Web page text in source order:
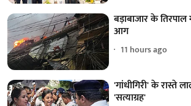
बड़ाबाजार के
आग
11 hours ago
'गांधीगिरी' के रास्ते
'सत्याग्रह'